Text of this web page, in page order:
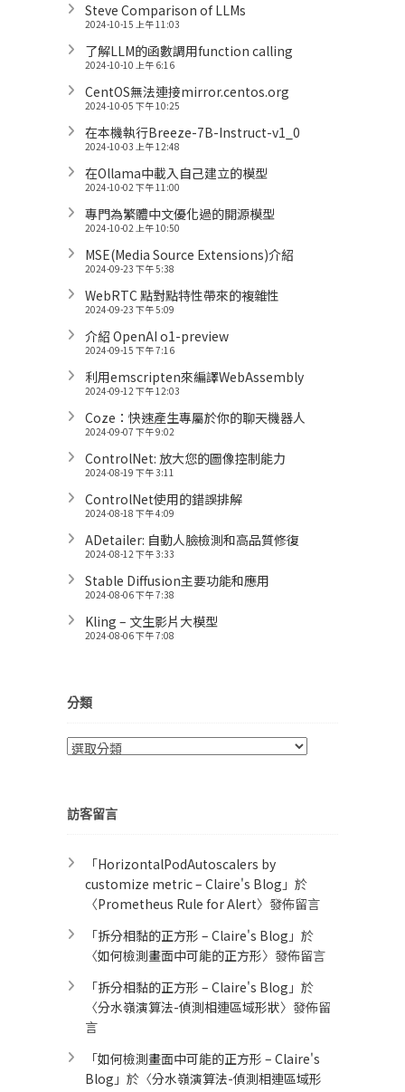
Steve Comparison of LLMs
2024-10-15 上午 11:03
了解LLM的函數調用function calling
2024-10-10 上午 6:16
CentOS無法連接mirror.centos.org
2024-10-05 下午 10:25
在本機執行Breeze-7B-Instruct-v1_0
2024-10-03 上午 12:48
在Ollama中載入自己建立的模型
2024-10-02 下午 11:00
專門為繁體中文優化過的開源模型
2024-10-02 上午 10:50
MSE(Media Source Extensions)介紹
2024-09-23 下午 5:38
WebRTC 點對點特性帶來的複雜性
2024-09-23 下午 5:09
介紹 OpenAI o1-preview
2024-09-15 下午 7:16
利用emscripten來編譯WebAssembly
2024-09-12 下午 12:03
Coze：快速產生專屬於你的聊天機器人
2024-09-07 下午 9:02
ControlNet: 放大您的圖像控制能力
2024-08-19 下午 3:11
ControlNet使用的錯誤排解
2024-08-18 下午 4:09
ADetailer: 自動人臉檢測和高品質修復
2024-08-12 下午 3:33
Stable Diffusion主要功能和應用
2024-08-06 下午 7:38
Kling – 文生影片大模型
2024-08-06 下午 7:08
分類
分
訪客留言
「HorizontalPodAutoscalers by
customize metric – Claire's Blog 」於
〈Prometheus Rule for Alert​〉發佈留言
「拆分相黏的正方形 – Claire's Blog 」於
〈如何檢測畫面中可能的正方形〉發佈留言
「拆分相黏的正方形 – Claire's Blog 」於
〈分水嶺演算法-偵測相連區域形狀〉發佈留
言
「如何檢測畫面中可能的正方形 – Claire's
Blog 」於〈分水嶺演算法-偵測相連區域形